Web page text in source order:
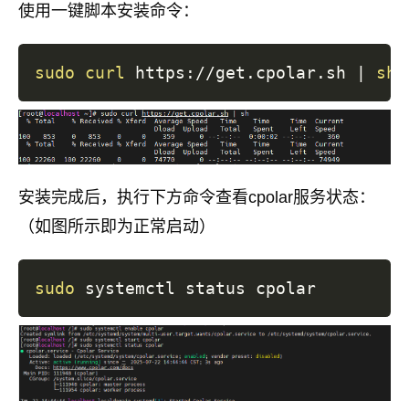
使用一键脚本安装命令：
sudo curl https://get.cpolar.sh | sh
安装完成后，执行下方命令查看cpolar服务状态：
（如图所示即为正常启动）
sudo